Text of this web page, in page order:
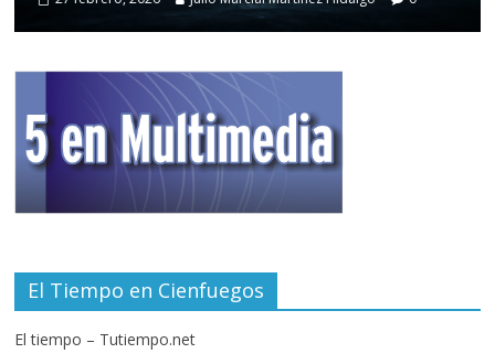
El Tiempo en Cienfuegos
El tiempo – Tutiempo.net